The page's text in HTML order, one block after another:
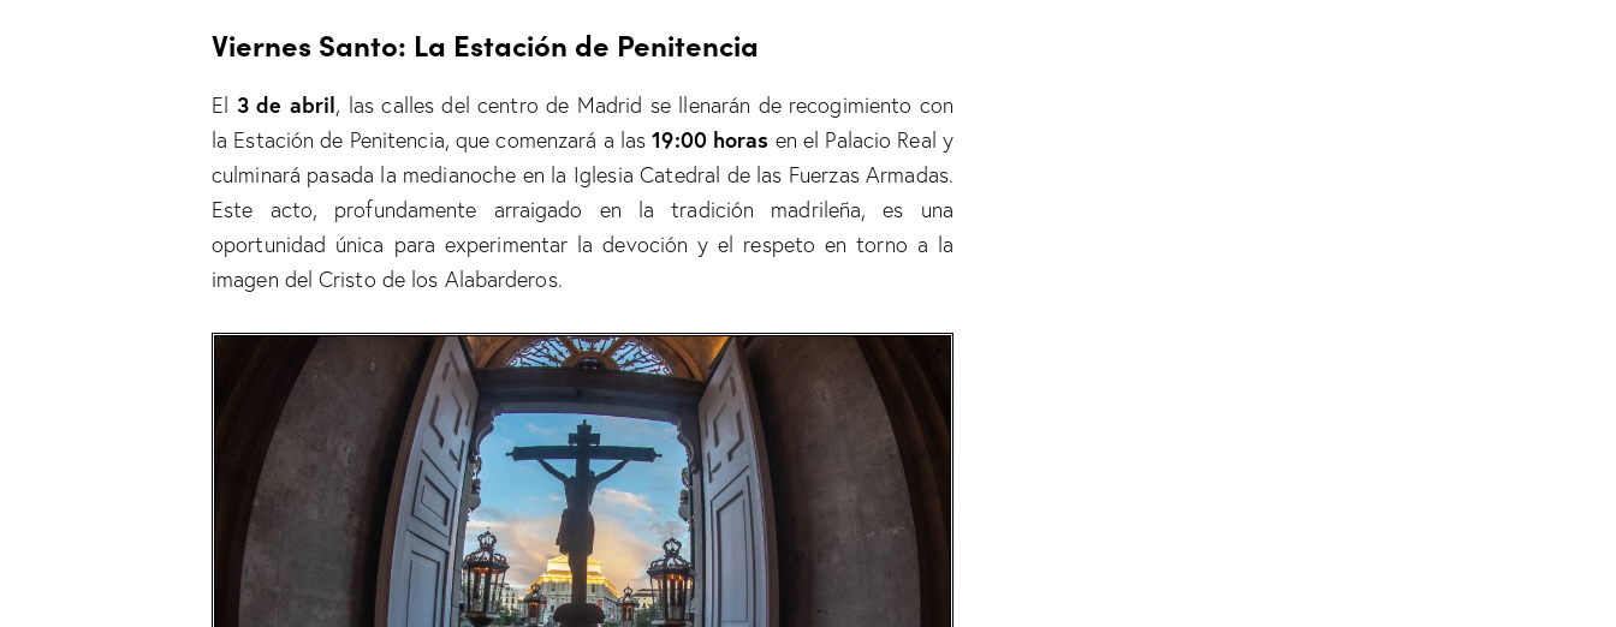
Viernes Santo: La Estación de Penitencia
El 3 de abril, las calles del centro de Madrid se llenarán de recogimiento con
la Estación de Penitencia, que comenzará a las19:00 horas en el Palacio Real y
culminará pasada la medianoche en la Iglesia Catedral de las Fuerzas Armadas.
Este acto, profundamente arraigado en la tradición madrileña, es una
oportunidad única para experimentar la devoción y el respeto en torno a la
imagen del Cristo de los Alabarderos.